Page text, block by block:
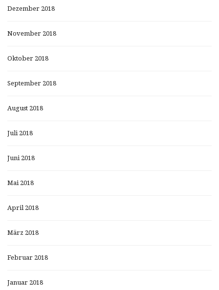
Dezember 2018
November 2018
Oktober 2018
September 2018
August 2018
Juli 2018
Juni 2018
Mai 2018
April 2018
März 2018
Februar 2018
Januar 2018